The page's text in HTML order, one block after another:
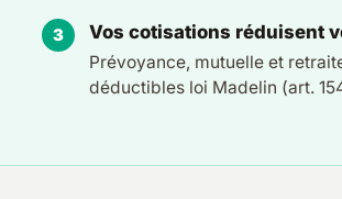
Vos cotisations réduisent
Prévoyance, mutuelle et
déductibles loi Madelin (art.